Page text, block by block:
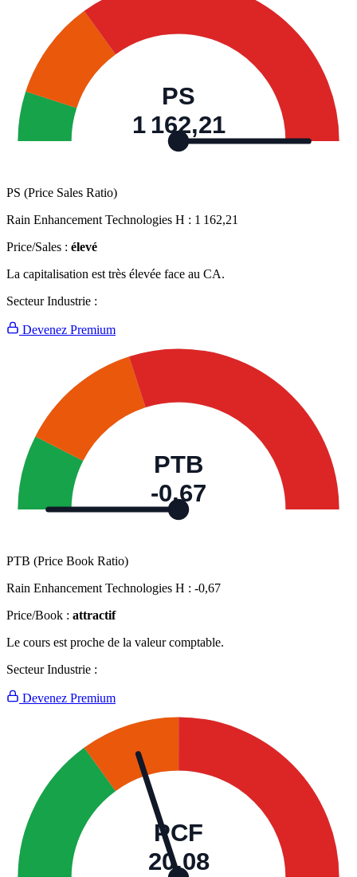
PS
1 162,21
PS (Price Sales Ratio)
Rain Enhancement Technologies H : 1 162,21
Price/Sales : élevé
La capitalisation est très élevée face au CA.
Secteur Industrie :
Devenez Premium
PTB
-0,67
PTB (Price Book Ratio)
Rain Enhancement Technologies H : -0,67
Price/Book : attractif
Le cours est proche de la valeur comptable.
Secteur Industrie :
Devenez Premium
PCF
20,08